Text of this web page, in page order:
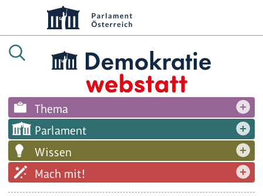
Thema
Parlament
Wissen
Mach mit!